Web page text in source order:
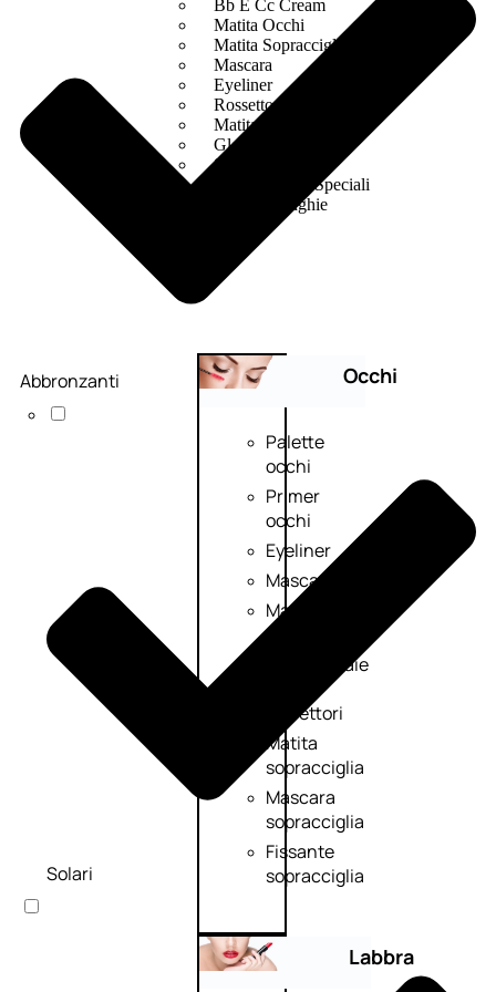
Bb E Cc Cream
Matita Occhi
Matita Sopracciglia
Mascara
Eyeliner
Rossetto
Matita Labbra
Gloss
Smalto
Smalto Effetti Speciali
Solventi Unghie
Occhi
Palette
occhi
Primer
occhi
Eyeliner
Mascara
Matita
occhi
Antiocchiaie
correttori
Matita
sopracciglia
Mascara
sopracciglia
Fissante
sopracciglia
Labbra
Abbronzanti
Solari